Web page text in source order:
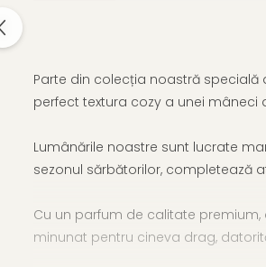
Parte din colecția noastră specială
perfect textura cozy a unei
Lumânările noastre sunt lucrate
sezonul sărbătorilor, completează
Cu un parfum de calitate
minunat pentru cineva drag,